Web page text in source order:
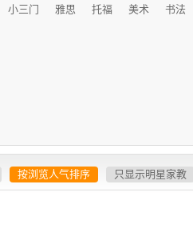
小三门 雅思 托福 美术 书法
按浏览人气排序 只显示明星家教